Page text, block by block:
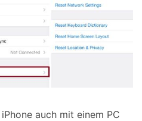
auch mit einem PC